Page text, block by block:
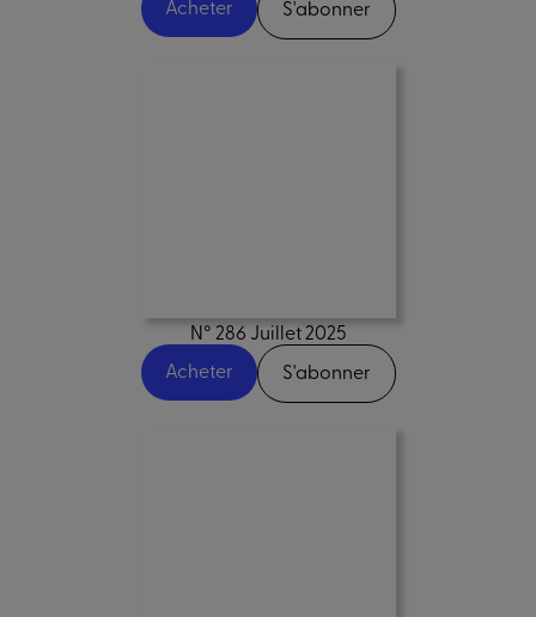
Acheter
S'abonner
N° 286 Juillet 2025
Acheter
S'abonner